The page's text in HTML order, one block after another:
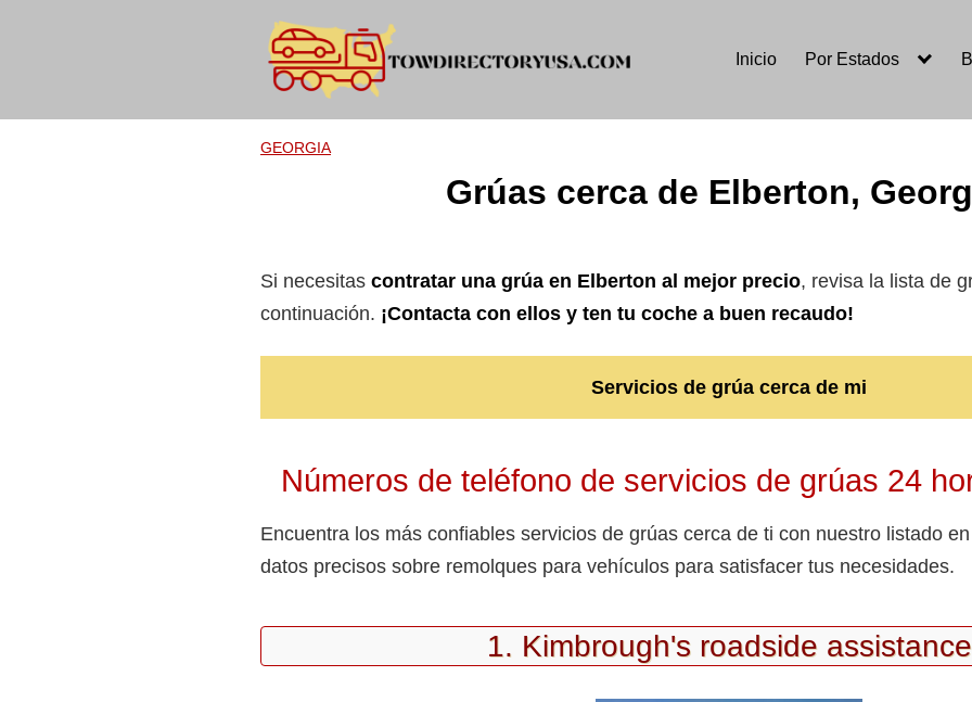
Inicio Por Estados
GEORGIA
Grúas cerca de Elberton,
Si necesitas contratar una grúa en Elberton al mejor precio, revisa la lista de
continuación. ¡Contacta con ellos y ten tu coche a buen recaudo!
Servicios de grúa cerca de mi
Números de teléfono de servicios de grúas 24
Encuentra los más confiables servicios de grúas cerca de ti con nuestro listado
datos precisos sobre remolques para vehículos para satisfacer tus necesidades.
1. Kimbrough's roadside assistance